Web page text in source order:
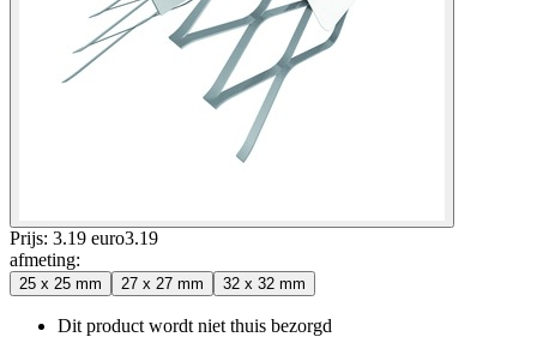
Prijs: 3.19 euro3.19
afmeting:
25 x 25 mm 27 x 27 mm 32 x 32 mm
Dit product wordt niet thuis bezorgd